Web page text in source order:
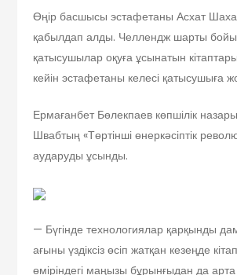
Өңір басшысы эстафетаны Асхат
қабылдап алды. Челлендж шарты
қатысушылар оқуға ұсынатын
кейін эстафетаны келесі қатысушыға
Ермағанбет Бөлекпаев көпшілік
Швабтың «Төртінші өнеркәсіптік
аударуды ұсынды.
— Бүгінде технологиялар қарқынды
ағыны үздіксіз өсіп жатқан кезеңде
өміріндегі маңызы бұрынғыдан да арта